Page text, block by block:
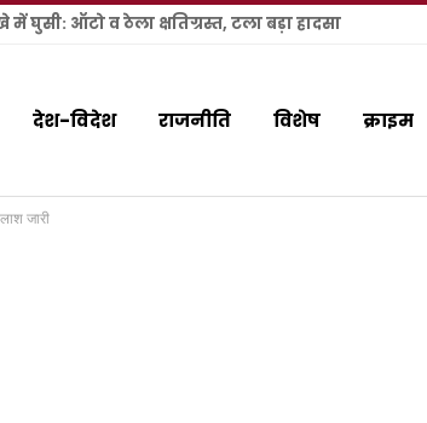
ऑटो व ठेला क्षतिग्रस्त, टला बड़ा हादसा
देश-विदेश राजनीति विशेष क्राइम
जारी